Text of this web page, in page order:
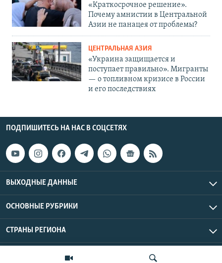
«Краткосрочное решение».
Почему амнистии в Центральной
Азии не панацея от проблемы?
ЦЕНТРАЛЬНАЯ АЗИЯ
«Украина защищается и
поступает правильно». Мигранты
— о топливном кризисе в России
и его последствиях
ПОДПИШИТЕСЬ НА НАС В СОЦСЕТЯХ
ВЫХОДНЫЕ ДАННЫЕ
ОСНОВНЫЕ РУБРИКИ
СТРАНЫ РЕГИОНА
Азаттык Азия © 2026 RFE/RL, Inc. | Все права защищены.